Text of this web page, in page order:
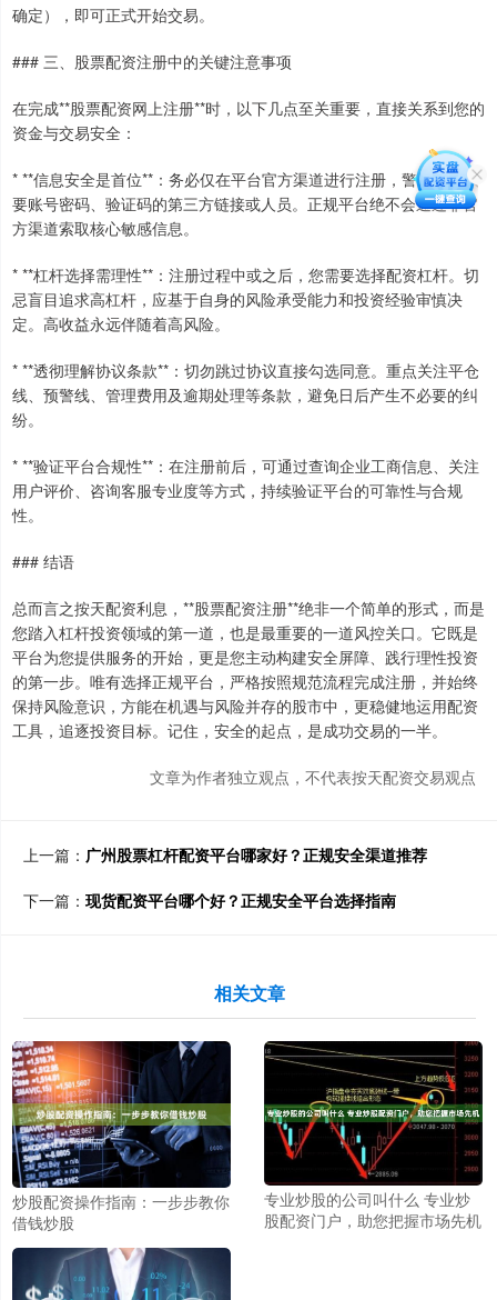
确定），即可正式开始交易。
### 三、股票配资注册中的关键注意事项
在完成**股票配资网上注册**时，以下几点至关重要，直接关系到您的
资金与交易安全：
* **信息安全是首位**：务必仅在平台官方渠道进行注册，警惕任何索
要账号密码、验证码的第三方链接或人员。正规平台绝不会通过非官
方渠道索取核心敏感信息。
* **杠杆选择需理性**：注册过程中或之后，您需要选择配资杠杆。切
忌盲目追求高杠杆，应基于自身的风险承受能力和投资经验审慎决
定。高收益永远伴随着高风险。
* **透彻理解协议条款**：切勿跳过协议直接勾选同意。重点关注平仓
线、预警线、管理费用及逾期处理等条款，避免日后产生不必要的纠
纷。
* **验证平台合规性**：在注册前后，可通过查询企业工商信息、关注
用户评价、咨询客服专业度等方式，持续验证平台的可靠性与合规
性。
### 结语
总而言之按天配资利息，**股票配资注册**绝非一个简单的形式，而是
您踏入杠杆投资领域的第一道，也是最重要的一道风控关口。它既是
平台为您提供服务的开始，更是您主动构建安全屏障、践行理性投资
的第一步。唯有选择正规平台，严格按照规范流程完成注册，并始终
保持风险意识，方能在机遇与风险并存的股市中，更稳健地运用配资
工具，追逐投资目标。记住，安全的起点，是成功交易的一半。
文章为作者独立观点，不代表按天配资交易观点
上一篇： 广州股票杠杆配资平台哪家好？正规安全渠道推荐
下一篇： 现货配资平台哪个好？正规安全平台选择指南
相关文章
炒股配资操作指南：一步步教你
借钱炒股
专业炒股的公司叫什么 专业炒
股配资门户，助您把握市场先机